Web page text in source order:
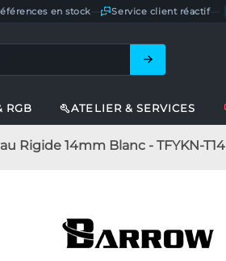
en stock Service client réactif—
RGB ATELIER & SERVICES
Rigide 14mm Blanc - TFYKN-T14